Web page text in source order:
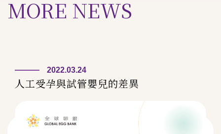
MORE NEWS
2022.03.24
人工受孕與試管嬰兒的差異